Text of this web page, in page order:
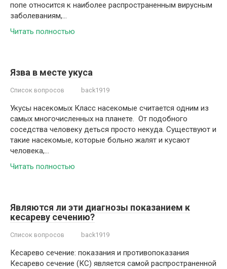
попе относится к наиболее распространенным вирусным
заболеваниям,…
Читать полностью
Язва в месте укуса
Список вопросов back1919
Укусы насекомых Класс насекомые считается одним из
самых многочисленных на планете. От подобного
соседства человеку деться просто некуда. Существуют и
такие насекомые, которые больно жалят и кусают
человека,…
Читать полностью
Являются ли эти диагнозы показанием к
кесареву сечению?
Список вопросов back1919
Кесарево сечение: показания и противопоказания
Кесарево сечение (КС) является самой распространенной